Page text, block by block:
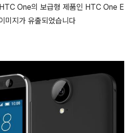
One의 보급형 제품인 HTC One E
미지가 유출되었습니다